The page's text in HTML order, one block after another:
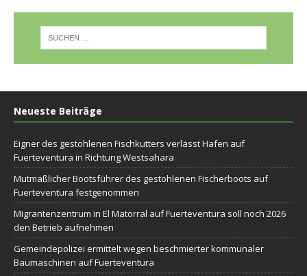
Neueste Beiträge
Eigner des gestohlenen Fischkutters verlässt Hafen auf
Fuerteventura in Richtung Westsahara
Mutmaßlicher Bootsführer des gestohlenen Fischerboots auf
Fuerteventura festgenommen
Migrantenzentrum in El Matorral auf Fuerteventura soll noch 2026
den Betrieb aufnehmen
Gemeindepolizei ermittelt wegen beschmierter kommunaler
Baumaschinen auf Fuerteventura